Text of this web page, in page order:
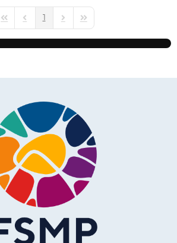
First PagePrevious PageNext PageLast Page